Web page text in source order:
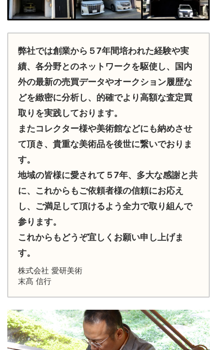
弊社では創業から５7年間培われた経験や実
績、各分野とのネットワークを駆使し、国内
外の最新の売買データやオークション履歴な
どを緻密に分析し、的確でより高額な査定買
取りを実践しております。
またコレクター様や美術館などにも納めさせ
て頂き、貴重な美術品を後世に繋いでおりま
す。
地域の皆様に愛されて５7年、多大な感謝と共
に、これからもご依頼者様の信頼にお応え
し、ご満足して頂けるよう全力で取り組んで
参ります。
これからもどうぞ宜しくお願い申し上げま
す。
株式会社 愛研美術
末髙 信行